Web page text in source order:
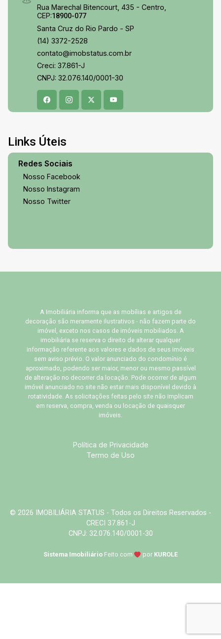
Rua Marechal Bitencourt, 435 - Centro,
CEP:18900-077
Santa Cruz do Rio Pardo - SP
(14) 3372-2528
contato@imobstatus.com.br
Creci: 37.861-J
CNPJ: 32.076.140/0001-30
Links Úteis
Redes Sociais
Nosso Facebook
Nosso Instagram
Nosso Twitter
A Imobiliária informa que as mobílias e artigos de
decoração são meramente ilustrativos - não fazem parte do
imóvel, exceto nos casos de imóveis mobiliados. A
imobiliária se reserva o direito de alterar qualquer
informação referente aos valores e dados de seus imóveis
sem aviso prévio. O valor anunciado do condomínio é
aproximado, podendo ser maior, menor ou mesmo passível
de alteração no decorrer da locação. Pode ocorrer de algum
imóvel anunciado no site não estar mais disponível devido à
rotatividade. As solicitações feitas pelo site não implicam
em reserva, compra, venda ou locação de quaisquer
imóveis.
Política de Privacidade
Termo de Uso
© 2026 IMOBILIÁRIA STATUS - Todos os Direitos Reservados -
CRECI 37.861-J
CNPJ: 32.076.140/0001-30
Sistema Imobiliário Feito com por KUROLE